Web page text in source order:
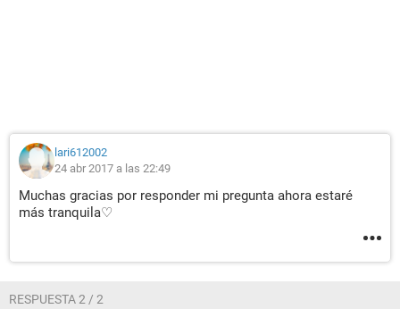
lari612002
24 abr 2017 a las 22:49
Muchas gracias por responder mi pregunta ahora estaré
más tranquila♡
RESPUESTA 2 / 2